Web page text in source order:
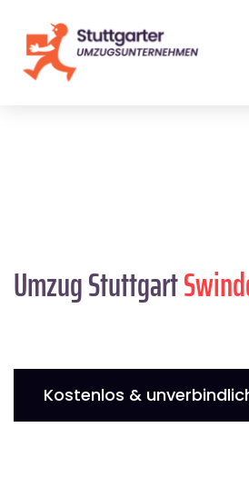
Umzug Stuttgart
Kostenlos &